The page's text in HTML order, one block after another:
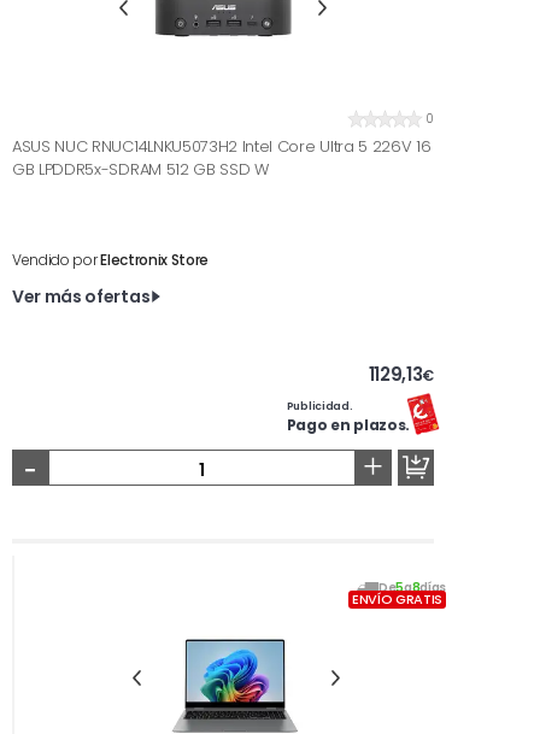
0
ASUS NUC RNUC14LNKU5073H2 Intel Core Ultra 5 226V 16
GB LPDDR5x-SDRAM 512 GB SSD W
Vendido porElectronix Store
Ver más ofertas
1129,13€
Publicidad.
Pago en plazos.
- +
De5a8días
ENVÍO GRATIS